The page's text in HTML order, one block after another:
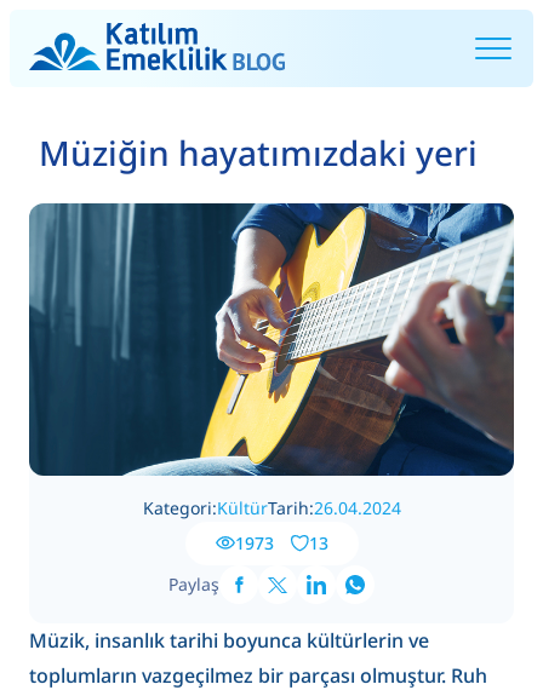
Müziğin hayatımızdaki yeri
Kategori:KültürTarih:26.04.2024
1973
13
Paylaş
Müzik, insanlık tarihi boyunca kültürlerin ve
toplumların vazgeçilmez bir parçası olmuştur. Ruh